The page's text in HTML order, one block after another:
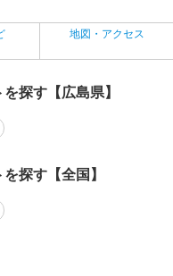
地図・アクセス
探す【広島県】
探す【全国】